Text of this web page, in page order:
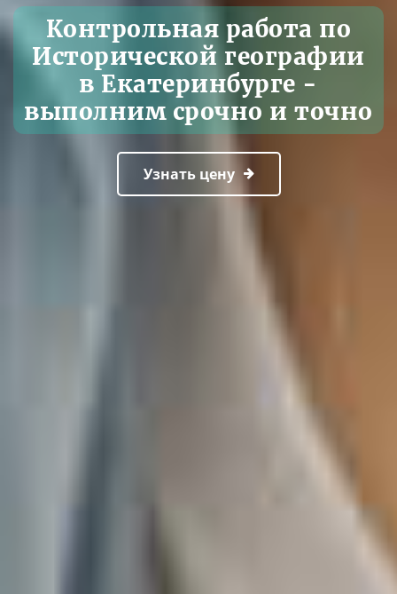
Контрольная работа по
Исторической географии
в Екатеринбурге -
выполним срочно и точно
Узнать цену